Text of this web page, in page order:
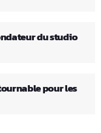
du studio
pour les